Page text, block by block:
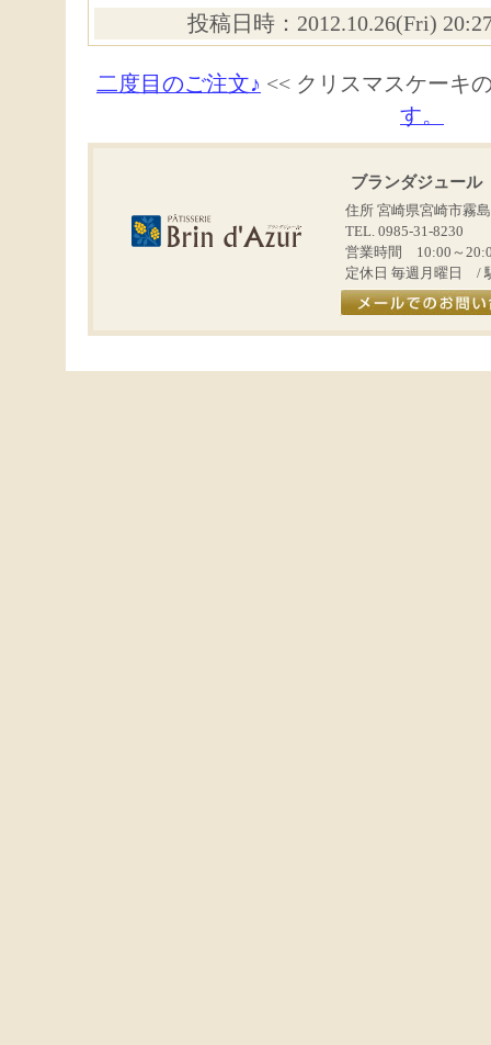
投稿日時：2012.10.26(Fri)
二度目のご注文♪ << クリスマスケーキ
す。
ブランダジュール
住所 宮崎県宮崎市霧
TEL. 0985-31-8230
営業時間 10:00～
定休日 毎週月曜日 /